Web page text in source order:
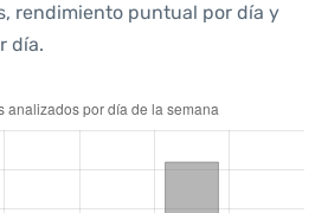
rendimiento puntual por día y
día.